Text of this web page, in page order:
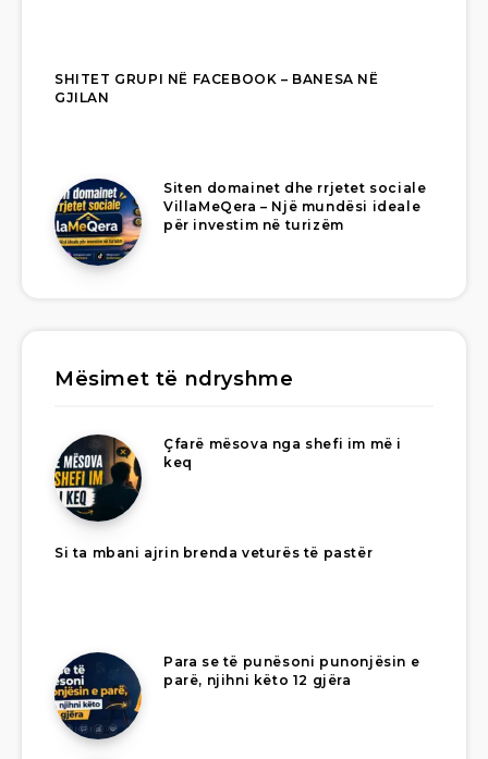
SHITET GRUPI NË FACEBOOK – BANESA NË
GJILAN
Siten domainet dhe rrjetet sociale
VillaMeQera – Një mundësi ideale
për investim në turizëm
Mësimet të ndryshme
Çfarë mësova nga shefi im më i
keq
Si ta mbani ajrin brenda veturës të pastër
Para se të punësoni punonjësin e
parë, njihni këto 12 gjëra